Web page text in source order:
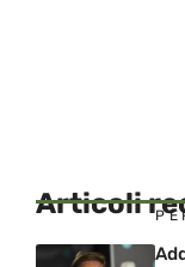
Articoli